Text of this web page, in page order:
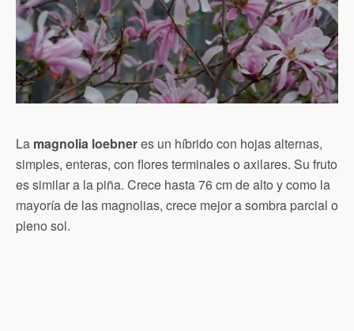
La magnolia loebneres un híbrido con hojas alternas,
simples, enteras, con flores terminales o axilares. Su fruto
es similar a la piña. Crece hasta 76 cm de alto y como la
mayoría de las magnolias, crece mejor a sombra parcial o
pleno sol.